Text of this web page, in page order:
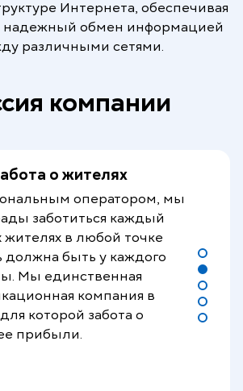
Интернета, обеспечивая
надежный обмен информацией
различными сетями.
компании
нашим потребителям
времени себе лично,
и близким, а также
о жителях
оператором, мы
заботиться каждый
в любой точке
должна быть у каждого
Мы единственная
компания в
которой забота о
прибыли.